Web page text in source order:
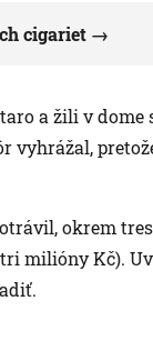
cigariet
a žili v
vyhrážal,
okrem
milióny Kč).